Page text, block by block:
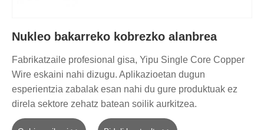
Nukleo bakarreko kobrezko alanbrea
Fabrikatzaile profesional gisa, Yipu Single Core Copper
Wire eskaini nahi dizugu. Aplikazioetan dugun
esperientzia zabalak esan nahi du gure produktuak ez
direla sektore zehatz batean soilik aurkitzea.